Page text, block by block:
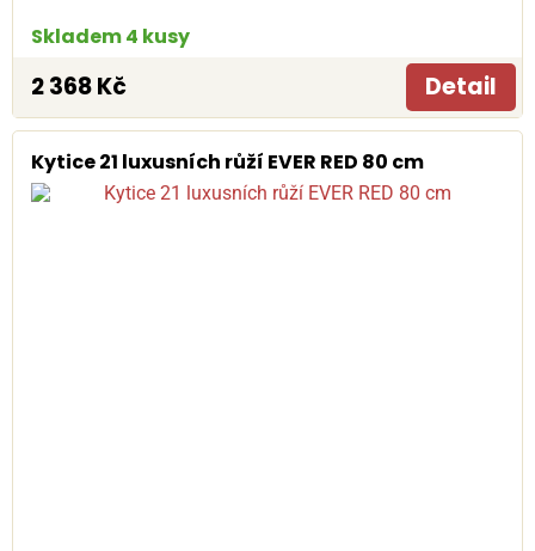
Skladem 4 kusy
2 368 Kč Detail
Kytice 21 luxusních růží EVER RED 80 cm